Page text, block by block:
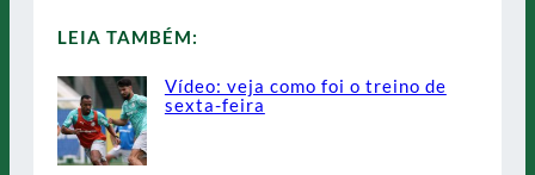
LEIA TAMBÉM:
Vídeo: veja como foi o treino de
sexta-feira